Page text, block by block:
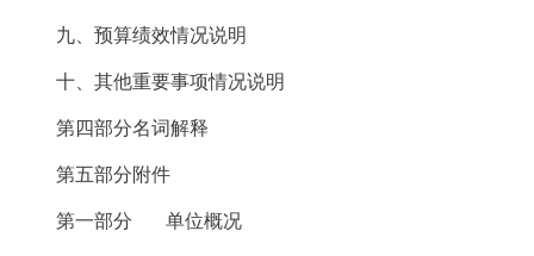
九、预算绩效情况说明
十、其他重要事项情况说明
第四部分名词解释
第五部分附件
第一部分 单位概况